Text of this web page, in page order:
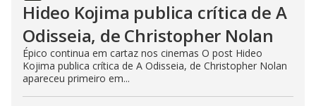
Hideo Kojima publica crítica de A
Odisseia, de Christopher Nolan
Épico continua em cartaz nos cinemas O post Hideo
Kojima publica crítica de A Odisseia, de Christopher Nolan
apareceu primeiro em...